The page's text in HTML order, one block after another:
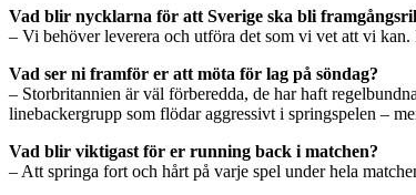
Vad blir nycklarna för att Sverige ska bli
– Vi behöver leverera och utföra det som vi vet att vi
Vad ser ni framför er att möta för lag på söndag?
– Storbritannien är väl förberedda, de har haft
linebackergrupp som flödar aggressivt i springspelen –
Vad blir viktigast för er running back i matchen?
– Att springa fort och hårt på varje spel under hela